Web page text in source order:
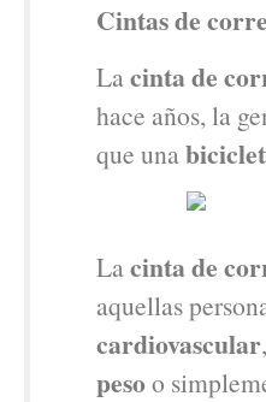
Cintas de
Lacinta de
hace años, la
que una
Lacinta de
aquellas
cardiovascular
pesoo